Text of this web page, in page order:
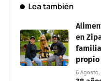
Lea también
en
familia
6 Agosto,